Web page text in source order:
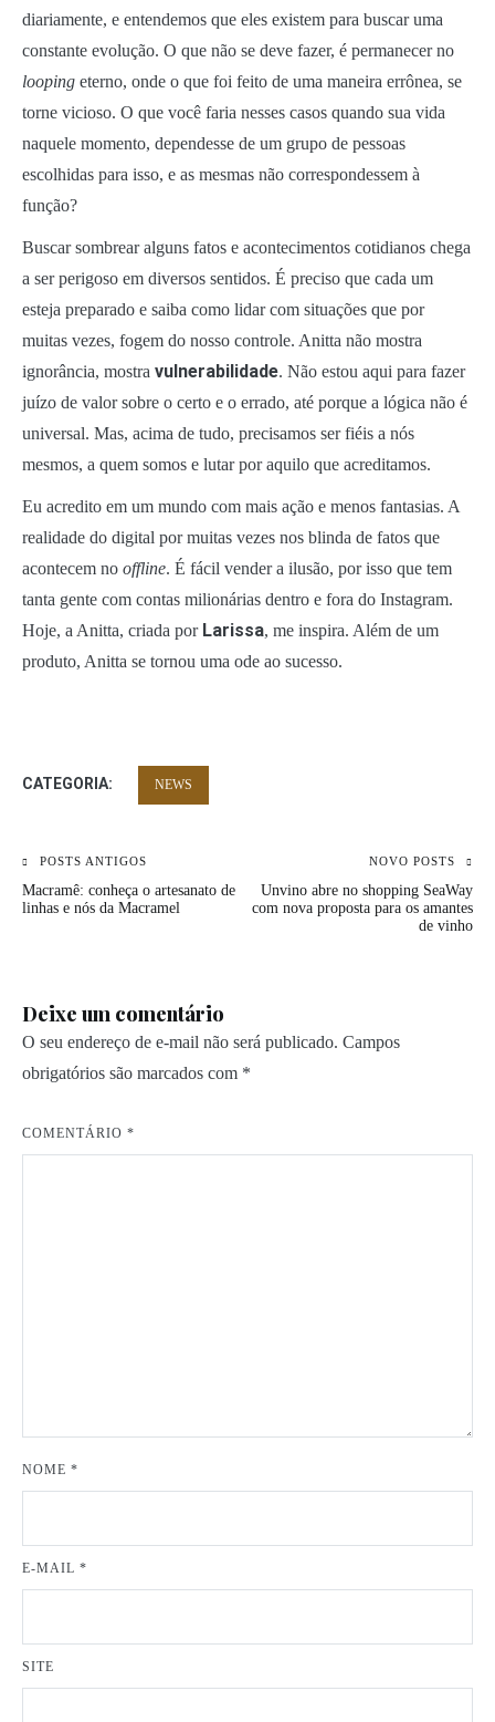
diariamente, e entendemos que eles existem para buscar uma
constante evolução. O que não se deve fazer, é permanecer no
looping eterno, onde o que foi feito de uma maneira errônea, se
torne vicioso. O que você faria nesses casos quando sua vida
naquele momento, dependesse de um grupo de pessoas
escolhidas para isso, e as mesmas não correspondessem à
função?
Buscar sombrear alguns fatos e acontecimentos cotidianos chega
a ser perigoso em diversos sentidos. É preciso que cada um
esteja preparado e saiba como lidar com situações que por
muitas vezes, fogem do nosso controle. Anitta não mostra
ignorância, mostra vulnerabilidade. Não estou aqui para fazer
juízo de valor sobre o certo e o errado, até porque a lógica não é
universal. Mas, acima de tudo, precisamos ser fiéis a nós
mesmos, a quem somos e lutar por aquilo que acreditamos.
Eu acredito em um mundo com mais ação e menos fantasias. A
realidade do digital por muitas vezes nos blinda de fatos que
acontecem no offline. É fácil vender a ilusão, por isso que tem
tanta gente com contas milionárias dentro e fora do Instagram.
Hoje, a Anitta, criada por Larissa, me inspira. Além de um
produto, Anitta se tornou uma ode ao sucesso.
CATEGORIA: NEWS
Navegação
de
POSTS ANTIGOS
Macramê: conheça o artesanato de
linhas e nós da Macramel
NOVO POSTS
Unvino abre no shopping SeaWay
com nova proposta para os amantes
de vinho
Deixe um comentário
O seu endereço de e-mail não será publicado. Campos
obrigatórios são marcados com *
COMENTÁRIO *
NOME *
E-MAIL *
SITE